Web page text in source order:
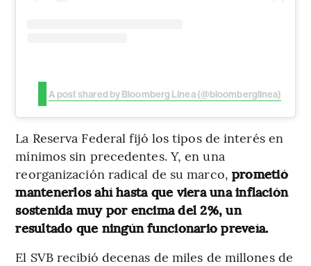
A post shared by Bloomberg Línea (@bloomberglinea)
La Reserva Federal fijó los tipos de interés en
mínimos sin precedentes. Y, en una
reorganización radical de su marco, prometió
mantenerlos ahí hasta que viera una inflación
sostenida muy por encima del 2%, un
resultado que ningún funcionario preveía.
El SVB recibió decenas de miles de millones de